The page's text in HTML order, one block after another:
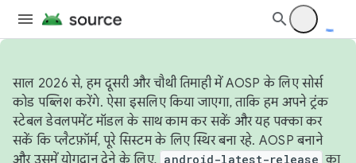
साल 2026 से, हम दूसरी और चौथी तिमाही में AOSP के लिए सोर्स
कोड पब्लिश करेंगे. ऐसा इसलिए किया जाएगा, ताकि हम अपने ट्रंक
स्टेबल डेवलपमेंट मॉडल के साथ काम कर सकें और यह पक्का कर
सकें कि प्लैटफ़ॉर्म, पूरे सिस्टम के लिए स्थिर बना रहे. AOSP बनाने
और उसमें योगदान देने के लिए, android-latest-release का